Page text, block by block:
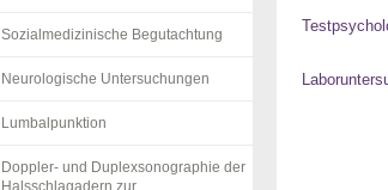
Sozialmedizinische Begutachtung
Neurologische Untersuchungen
Lumbalpunktion
Doppler- und Duplexsonographie der
Halsschlagadern zur